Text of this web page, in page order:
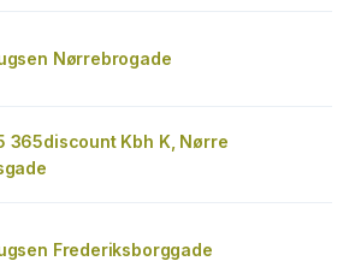
Nørrebrogade
365discount Kbh K, Nørre
Frederiksborggade